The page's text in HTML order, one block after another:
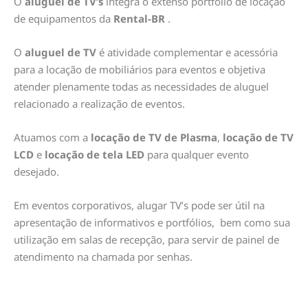
de equipamentos da Rental-BR .
O aluguel de TV é atividade complementar e acessória
para a locação de mobiliários para eventos e objetiva
atender plenamente todas as necessidades de aluguel
relacionado a realização de eventos.
Atuamos com a locação de TV de Plasma, locação de TV
LCD e locação de tela LED para qualquer evento
desejado.
Em eventos corporativos, alugar TV’s pode ser útil na
apresentação de informativos e portfólios, bem como sua
utilização em salas de recepção, para servir de painel de
atendimento na chamada por senhas.